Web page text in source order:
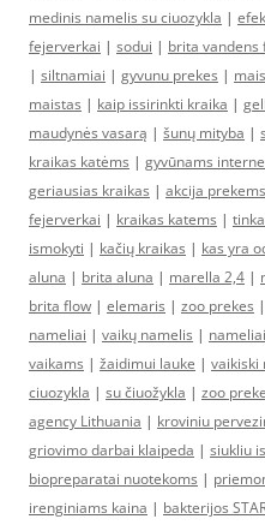
medinis namelis su ciuozykla |
fejerverkai | sodui | brita vandens
| siltnamiai | gyvunu prekes |
maistas | kaip issirinkti kraika |
maudynės vasarą | šunų mityba |
kraikas katėms | gyvūnams
geriausias kraikas | akcija prekems
fejerverkai | kraikas katems |
ismokyti | kačių kraikas | kas yra
aluna | brita aluna | marella 2,4 |
brita flow | elemaris | zoo prekes |
nameliai | vaikų namelis | nameliai
vaikams | žaidimui lauke | vaikiski
ciuozykla | su čiuožykla | zoo
agency Lithuania | kroviniu
griovimo darbai klaipeda | siukliu
biopreparatai nuotekoms |
irenginiams kaina | bakterijos